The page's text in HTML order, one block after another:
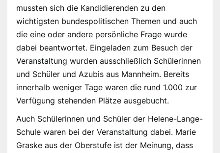
mussten sich die Kandidierenden zu den
wichtigsten bundespolitischen Themen und auch
die eine oder andere persönliche Frage wurde
dabei beantwortet. Eingeladen zum Besuch der
Veranstaltung wurden ausschließlich Schülerinnen
und Schüler und Azubis aus Mannheim. Bereits
innerhalb weniger Tage waren die rund 1.000 zur
Verfügung stehenden Plätze ausgebucht.
Auch Schülerinnen und Schüler der Helene-Lange-
Schule waren bei der Veranstaltung dabei. Marie
Graske aus der Oberstufe ist der Meinung, dass